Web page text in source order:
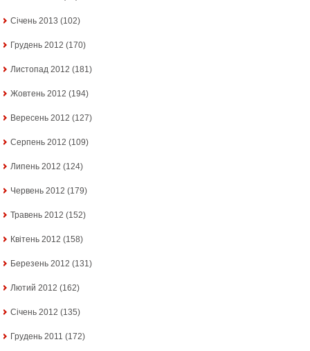
Січень 2013 (102)
Грудень 2012 (170)
Листопад 2012 (181)
Жовтень 2012 (194)
Вересень 2012 (127)
Серпень 2012 (109)
Липень 2012 (124)
Червень 2012 (179)
Травень 2012 (152)
Квітень 2012 (158)
Березень 2012 (131)
Лютий 2012 (162)
Січень 2012 (135)
Грудень 2011 (172)